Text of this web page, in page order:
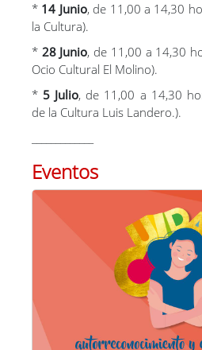
* 14 Junio, de 11,00 a 14,30
la Cultura).
* 28 Junio, de 11,00 a 14,30
Ocio Cultural El Molino).
* 5 Julio, de 11,00 a 14,30
de la Cultura Luis Landero.).
Eventos